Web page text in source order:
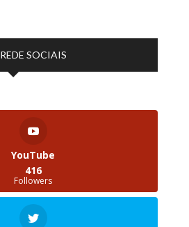
REDE SOCIAIS
YouTube
416
Followers